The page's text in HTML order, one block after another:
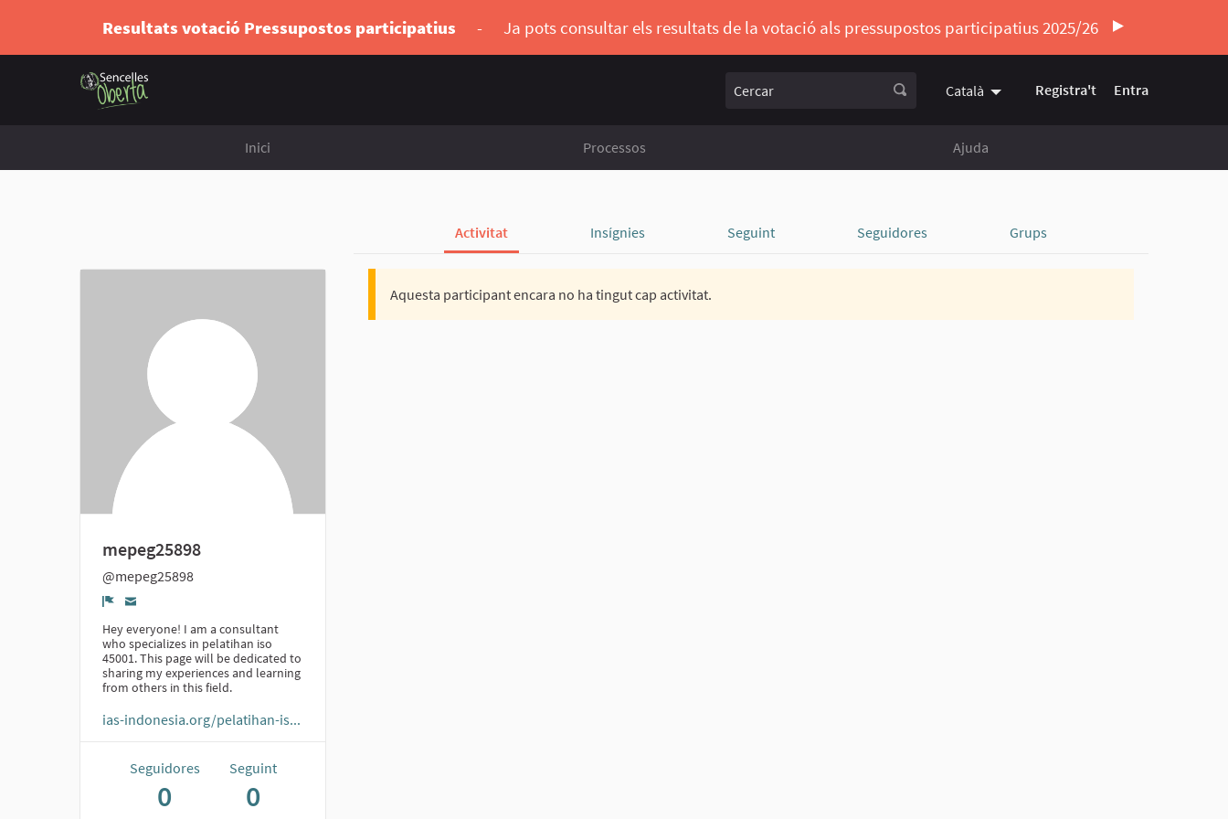
Resultats votació Pressupostos participatius - Ja pots consultar els resultats de la votació als pressupostos participatius 2025/26
Català Triar la llengua Elegir el idioma
Registra't Entra
Inici Processos Ajuda
Activitat Insígnies Seguint Seguidores Grups
mepeg25898
@mepeg25898
Denúncia
Hey everyone! I am a consultant
who specializes in pelatihan iso
45001. This page will be dedicated to
sharing my experiences and learning
from others in this field.
ias-indonesia.org/pelatihan-is...
Seguidores
0
Seguint
0
Aquesta participant encara no ha tingut cap activitat.